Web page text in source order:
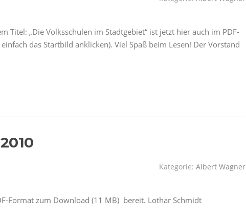
Titel: „Die Volksschulen im Stadtgebiet“ ist jetzt hier auch im PDF-
das Startbild anklicken). Viel Spaß beim Lesen! Der Vorstand
Kategorie: Albert Wagner
Format zum Download (11 MB) bereit. Lothar Schmidt